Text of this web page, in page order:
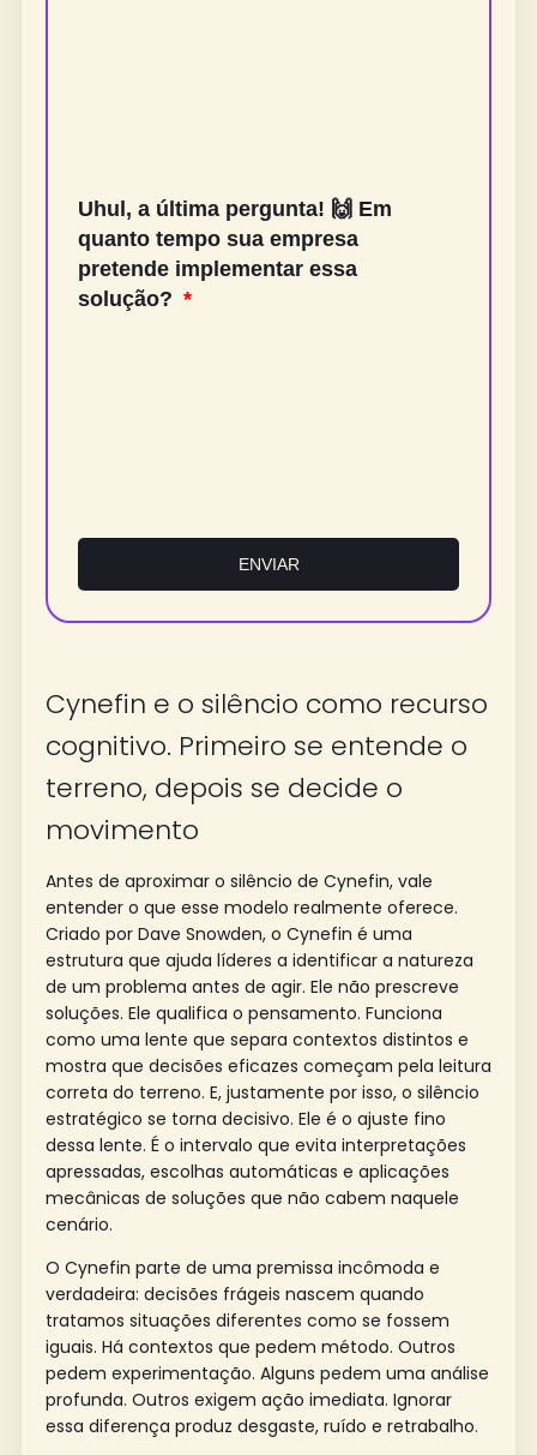
Uhul, a última pergunta! 🙌 Em
quanto tempo sua empresa
pretende implementar essa
solução?
ENVIAR
Cynefin e o silêncio como recurso
cognitivo. Primeiro se entende o
terreno, depois se decide o
movimento
Antes de aproximar o silêncio de Cynefin, vale
entender o que esse modelo realmente oferece.
Criado por Dave Snowden, o Cynefin é uma
estrutura que ajuda líderes a identificar a natureza
de um problema antes de agir. Ele não prescreve
soluções. Ele qualifica o pensamento. Funciona
como uma lente que separa contextos distintos e
mostra que decisões eficazes começam pela leitura
correta do terreno. E, justamente por isso, o silêncio
estratégico se torna decisivo. Ele é o ajuste fino
dessa lente. É o intervalo que evita interpretações
apressadas, escolhas automáticas e aplicações
mecânicas de soluções que não cabem naquele
cenário.
O Cynefin parte de uma premissa incômoda e
verdadeira: decisões frágeis nascem quando
tratamos situações diferentes como se fossem
iguais. Há contextos que pedem método. Outros
pedem experimentação. Alguns pedem uma análise
profunda. Outros exigem ação imediata. Ignorar
essa diferença produz desgaste, ruído e retrabalho.